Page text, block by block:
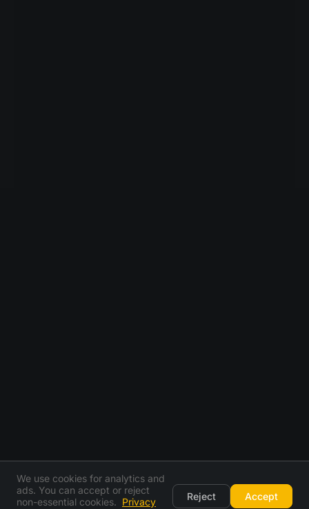
We use cookies for analytics and
ads. You can accept or reject
non-essential cookies. Privacy
Reject Accept